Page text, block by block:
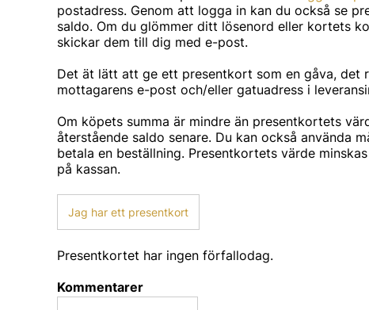
postadress. Genom att logga in kan du också se
saldo. Om du glömmer ditt lösenord eller kortets
skickar dem till dig med e-post.
Det ät lätt att ge ett presentkort som en gåva, det
mottagarens e-post och/eller gatuadress i
Om köpets summa är mindre än presentkortets
återstående saldo senare. Du kan också använda
betala en beställning. Presentkortets värde
på kassan.
Jag har ett presentkort
Presentkortet har ingen förfallodag.
Kommentarer